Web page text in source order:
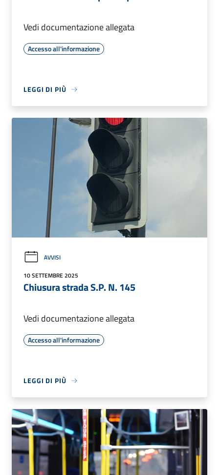
Vedi documentazione allegata
Accesso all'informazione
LEGGI DI PIÙ
AVVISI
10 SETTEMBRE 2025
Chiusura strada S.P. N. 145
Vedi documentazione allegata
Accesso all'informazione
LEGGI DI PIÙ